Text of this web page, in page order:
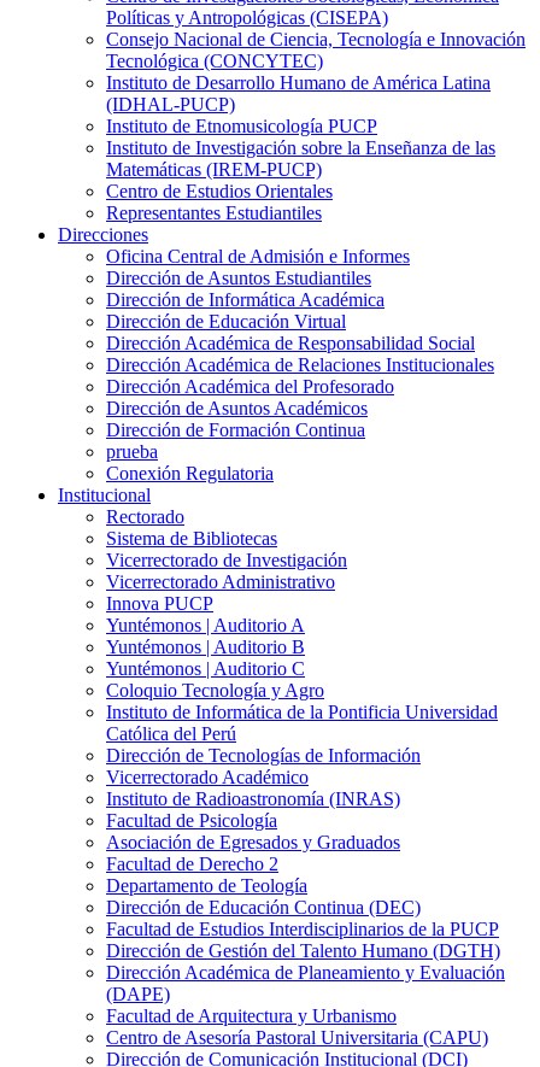
Políticas y Antropológicas (CISEPA)
Consejo Nacional de Ciencia, Tecnología e Innovación
Tecnológica (CONCYTEC)
Instituto de Desarrollo Humano de América Latina
(IDHAL-PUCP)
Instituto de Etnomusicología PUCP
Instituto de Investigación sobre la Enseñanza de las
Matemáticas (IREM-PUCP)
Centro de Estudios Orientales
Representantes Estudiantiles
Direcciones
Oficina Central de Admisión e Informes
Dirección de Asuntos Estudiantiles
Dirección de Informática Académica
Dirección de Educación Virtual
Dirección Académica de Responsabilidad Social
Dirección Académica de Relaciones Institucionales
Dirección Académica del Profesorado
Dirección de Asuntos Académicos
Dirección de Formación Continua
prueba
Conexión Regulatoria
Institucional
Rectorado
Sistema de Bibliotecas
Vicerrectorado de Investigación
Vicerrectorado Administrativo
Innova PUCP
Yuntémonos | Auditorio A
Yuntémonos | Auditorio B
Yuntémonos | Auditorio C
Coloquio Tecnología y Agro
Instituto de Informática de la Pontificia Universidad
Católica del Perú
Dirección de Tecnologías de Información
Vicerrectorado Académico
Instituto de Radioastronomía (INRAS)
Facultad de Psicología
Asociación de Egresados y Graduados
Facultad de Derecho 2
Departamento de Teología
Dirección de Educación Continua (DEC)
Facultad de Estudios Interdisciplinarios de la PUCP
Dirección de Gestión del Talento Humano (DGTH)
Dirección Académica de Planeamiento y Evaluación
(DAPE)
Facultad de Arquitectura y Urbanismo
Centro de Asesoría Pastoral Universitaria (CAPU)
Dirección de Comunicación Institucional (DCI)